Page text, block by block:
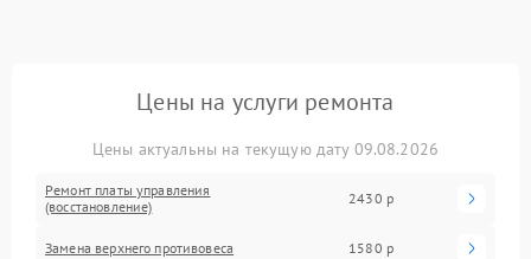
Цены на услуги ремонта
Цены актуальны на текущую дату 09.08.2026
Ремонт платы управления
(восстановление)
2430 р
Замена верхнего противовеса 1580 р